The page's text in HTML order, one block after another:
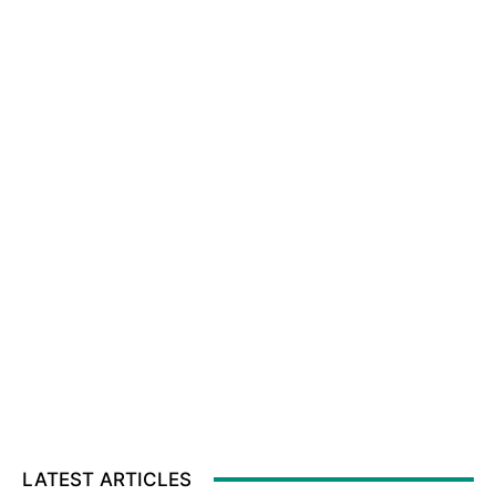
LATEST ARTICLES